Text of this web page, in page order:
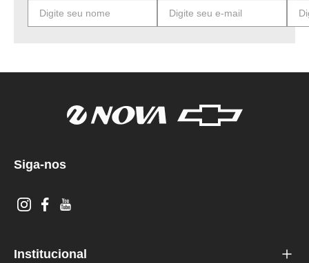
Siga-nos
Institucional